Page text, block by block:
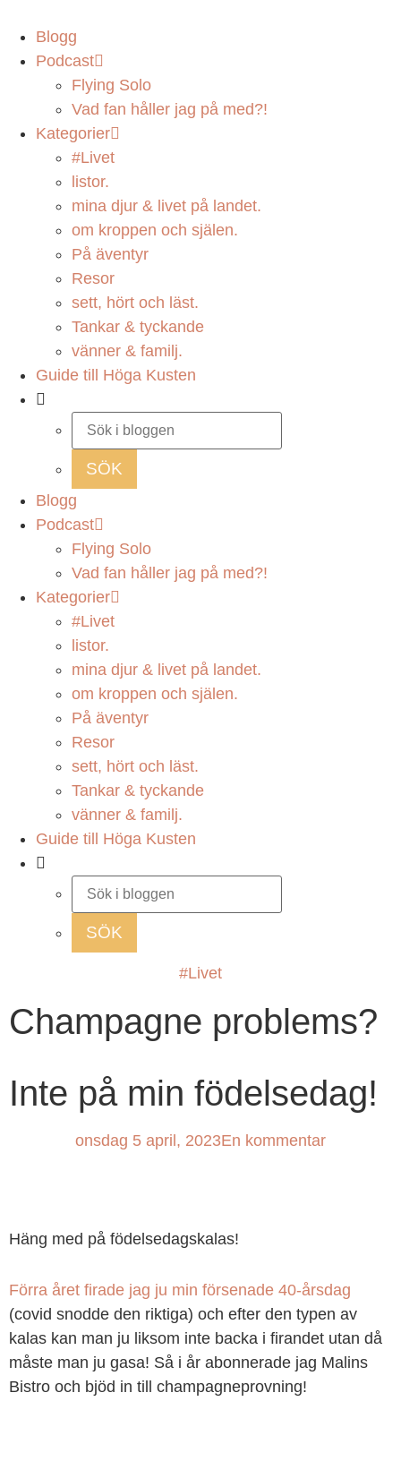
Blogg
Podcast
Flying Solo
Vad fan håller jag på med?!
Kategorier
#Livet
listor.
mina djur & livet på landet.
om kroppen och själen.
På äventyr
Resor
sett, hört och läst.
Tankar & tyckande
vänner & familj.
Guide till Höga Kusten
Blogg
Podcast
Flying Solo
Vad fan håller jag på med?!
Kategorier
#Livet
listor.
mina djur & livet på landet.
om kroppen och själen.
På äventyr
Resor
sett, hört och läst.
Tankar & tyckande
vänner & familj.
Guide till Höga Kusten
#Livet
Champagne problems?
Inte på min födelsedag!
onsdag 5 april, 2023En kommentar
Häng med på födelsedagskalas!
Förra året firade jag ju min försenade 40-årsdag
(covid snodde den riktiga) och efter den typen av
kalas kan man ju liksom inte backa i firandet utan då
måste man ju gasa! Så i år abonnerade jag Malins
Bistro och bjöd in till champagneprovning!